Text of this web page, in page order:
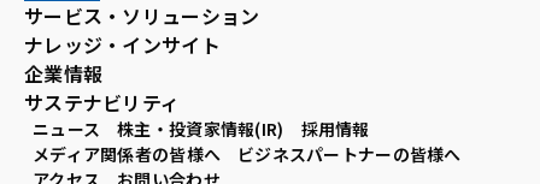
サービス・ソリューション
ナレッジ・インサイト
企業情報
サステナビリティ
ニュース 株主・投資家情報(IR)
採用情報
メディア関係者の皆様へ
ビジネスパートナーの皆様へ
アクセス
お問い合わせ